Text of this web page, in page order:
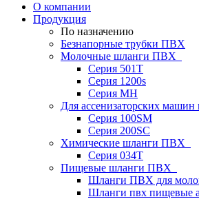
О компании
Продукция
По назначению
Безнапорные трубки ПВХ
Молочные шланги ПВХ
Серия 501T
Серия 1200s
Серия МН
Для ассенизаторских машин
Серия 100SM
Серия 200SС
Химические шланги ПВХ
Серия 034Т
Пищевые шланги ПВХ
Шланги ПВХ для
Шланги пвх пищевые